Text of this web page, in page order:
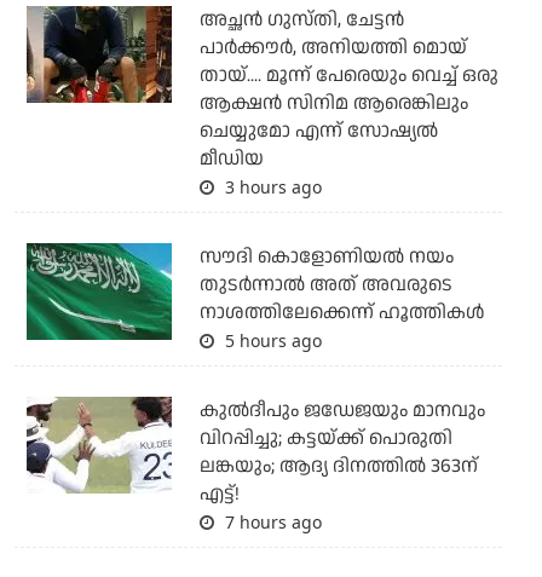
അച്ഛന്‍ ഗുസ്തി, ചേട്ടന്‍
പാര്‍ക്കൗര്‍, അനിയത്തി മൊയ്
തായ്.... മൂന്ന് പേരെയും വെച്ച് ഒരു
ആക്ഷന്‍ സിനിമ ആരെങ്കിലും
ചെയ്യുമോ എന്ന് സോഷ്യല്‍
മീഡിയ
3 hours ago
സൗദി കൊളോണിയല്‍ നയം
തുടര്‍ന്നാല്‍ അത് അവരുടെ
നാശത്തിലേക്കെന്ന് ഹൂത്തികള്‍
5 hours ago
കുല്‍ദീപും ജഡേജയും മാനവും
വിറപ്പിച്ചു; കട്ടയ്ക്ക് പൊരുതി
ലങ്കയും; ആദ്യ ദിനത്തില്‍ 363ന്
എട്ട്!
7 hours ago